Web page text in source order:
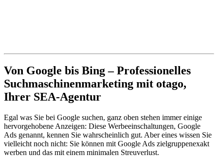
Von Google bis Bing – Professionelles
Suchmaschinenmarketing mit otago,
Ihrer SEA-Agentur
Egal was Sie bei Google suchen, ganz oben stehen immer einige
hervorgehobene Anzeigen: Diese Werbeeinschaltungen, Google
Ads genannt, kennen Sie wahrscheinlich gut. Aber eines wissen Sie
vielleicht noch nicht: Sie können mit Google Ads zielgruppenexakt
werben und das mit einem minimalen Streuverlust.